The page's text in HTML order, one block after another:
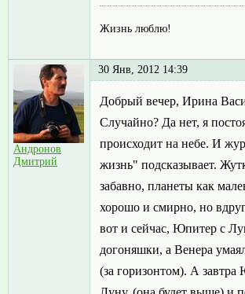
Жизнь люблю!
Андронов
Дмитрий
30 Янв, 2012 14:39
Добрый вечер, Ирина
Случайно? Да нет, я
происходит на небе. И
жизнь" подсказывает.
забавно, планеты как
хорошо и смирно, но
вот и сейчас, Юпитер с
догоняшки, а Венера
(за горизонтом). А